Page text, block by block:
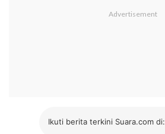
Ikuti berita terkini Suara.com di: